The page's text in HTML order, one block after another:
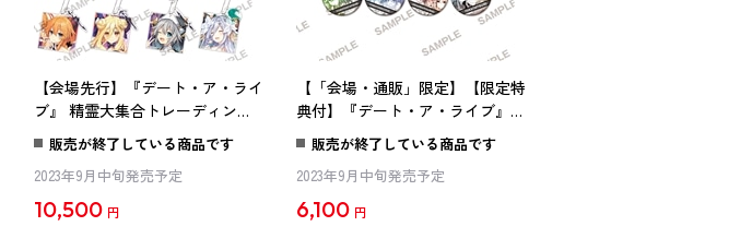
【会場先行】『デート・ア・ライ
ブ』 精霊大集合トレーディング
アクリルキーホルダーコンプリー
トセット
販売が終了している商品です
2023年9月中旬発売予定
10,500 円
【「会場・通販」限定】【限定特
典付】『デート・ア・ライブ』
トレーディング缶バッジ～メモリ
アルコレクション Vol.3～ コンプ
リートセット
販売が終了している商品です
2023年9月中旬発売予定
6,100 円